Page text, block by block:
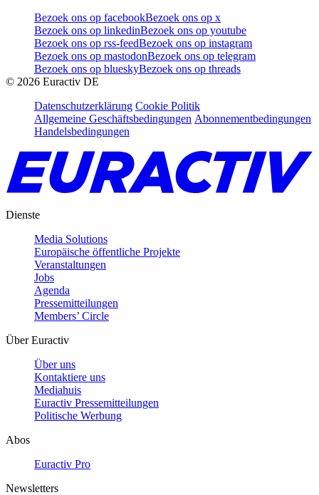
Bezoek ons op facebookBezoek ons op x
Bezoek ons op linkedinBezoek ons op youtube
Bezoek ons op rss-feedBezoek ons op instagram
Bezoek ons op mastodonBezoek ons op telegram
Bezoek ons op blueskyBezoek ons op threads
© 2026 Euractiv DE
Datenschutzerklärung Cookie Politik
Allgemeine Geschäftsbedingungen Abonnementbedingungen
Handelsbedingungen
Dienste
Media Solutions
Europäische öffentliche Projekte
Veranstaltungen
Jobs
Agenda
Pressemitteilungen
Members’ Circle
Über Euractiv
Über uns
Kontaktiere uns
Mediahuis
Euractiv Pressemitteilungen
Politische Werbung
Abos
Euractiv Pro
Newsletters